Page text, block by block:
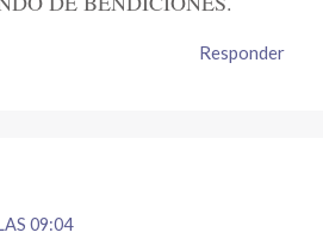
Responder
09:04